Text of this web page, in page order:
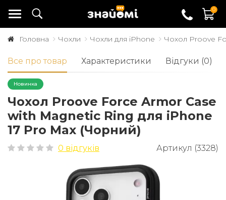
0
Головна Чохли Чохли для iPhone Чохол Proove
Все про товар Характеристики Відгуки (0)
Новинка
Чохол Proove Force Armor Case
with Magnetic Ring для iPhone
17 Pro Max (Чорний)
0 відгуків Артикул (3328)